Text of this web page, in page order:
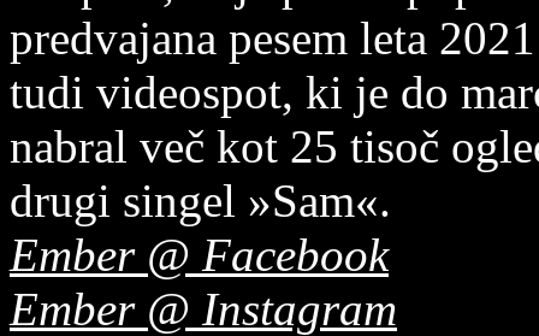
predvajana pesem leta
tudi videospot, ki je do
nabral več kot 25 tisoč
drugi singel »Sam«.
Ember @ Facebook
Ember @ Instagram